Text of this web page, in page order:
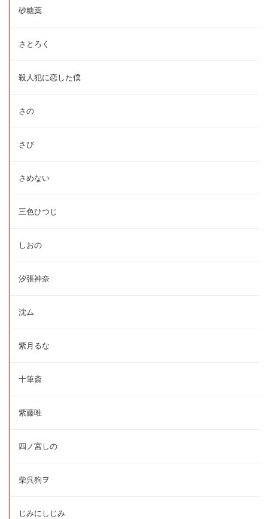
砂糖薬
さとろく
殺人犯に恋した僕
さの
さび
さめない
三色ひつじ
しおの
汐張神奈
沈ム
紫月るな
十筆斎
紫藤唯
四ノ宮しの
柴呉狗ヲ
じみにしじみ